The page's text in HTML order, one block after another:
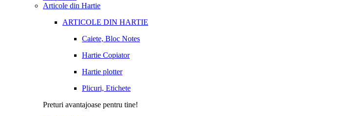
Articole din Hartie
ARTICOLE DIN HARTIE
Caiete, Bloc Notes
Hartie Copiator
Hartie plotter
Plicuri, Etichete
Preturi avantajoase pentru tine!